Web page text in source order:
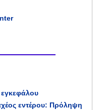
εγκεφάλου
εντέρου: Πρόληψη